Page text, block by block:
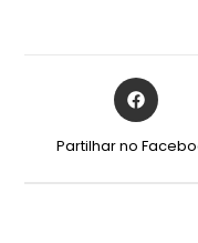
Partilhar no